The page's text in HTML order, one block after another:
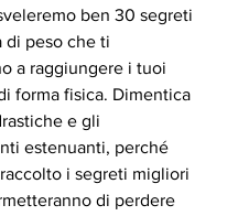
ben 30 segreti
di peso che ti
a raggiungere i tuoi
forma fisica. Dimentica
e gli
estenuanti, perché
i segreti migliori
di perdere